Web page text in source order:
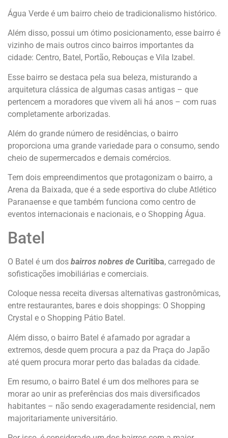
Água Verde é um bairro cheio de tradicionalismo histórico.
Além disso, possui um ótimo posicionamento, esse bairro é
vizinho de mais outros cinco bairros importantes da
cidade: Centro, Batel, Portão, Rebouças e Vila Izabel.
Esse bairro se destaca pela sua beleza, misturando a
arquitetura clássica de algumas casas antigas – que
pertencem a moradores que vivem ali há anos – com ruas
completamente arborizadas.
Além do grande número de residências, o bairro
proporciona uma grande variedade para o consumo, sendo
cheio de supermercados e demais comércios.
Tem dois empreendimentos que protagonizam o bairro, a
Arena da Baixada, que é a sede esportiva do clube Atlético
Paranaense e que também funciona como centro de
eventos internacionais e nacionais, e o Shopping Água.
Batel
O Batel é um dos bairros nobres de Curitiba, carregado de
sofisticações imobiliárias e comerciais.
Coloque nessa receita diversas alternativas gastronômicas,
entre restaurantes, bares e dois shoppings: O Shopping
Crystal e o Shopping Pátio Batel.
Além disso, o bairro Batel é afamado por agradar a
extremos, desde quem procura a paz da Praça do Japão
até quem procura morar perto das baladas da cidade.
Em resumo, o bairro Batel é um dos melhores para se
morar ao unir as preferências dos mais diversificados
habitantes – não sendo exageradamente residencial, nem
majoritariamente universitário.